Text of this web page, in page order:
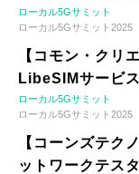
ローカル5Gサミット
ローカル5Gサミット2025
【コモン・クリ
LibeSIMサービ
ローカル5Gサミット
ローカル5Gサミット2025
【コーンズテ
ットワークテス